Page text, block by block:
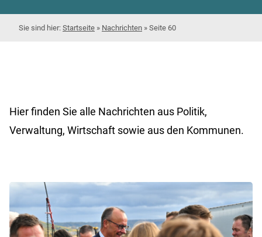
Startseite » Nachrichten » Seite 60
Hier finden Sie alle Nachrichten aus Politik,
Verwaltung, Wirtschaft sowie aus den Kommunen.